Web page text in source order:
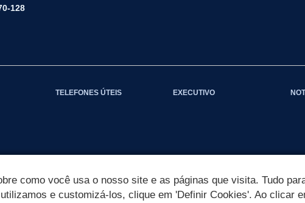
128
TELEFONES ÚTEIS EXECUTIVO
como você usa o nosso site e as páginas que visita. Tudo
e customizá-los, clique em 'Definir Cookies'. Ao clicar